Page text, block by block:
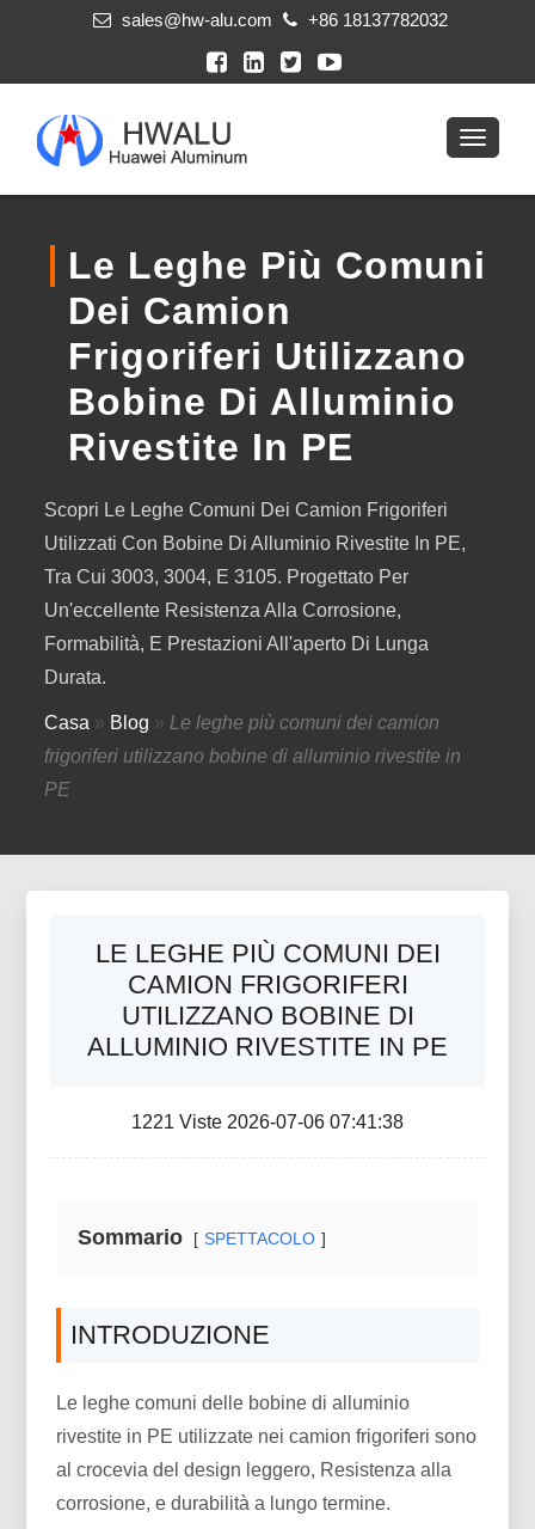
sales@hw-alu.com +86 18137782032
Le Leghe Più Comuni
Dei Camion
Frigoriferi Utilizzano
Bobine Di Alluminio
Rivestite In PE
Scopri Le Leghe Comuni Dei Camion Frigoriferi
Utilizzati Con Bobine Di Alluminio Rivestite In PE,
Tra Cui 3003, 3004, E 3105. Progettato Per
Un'eccellente Resistenza Alla Corrosione,
Formabilità, E Prestazioni All'aperto Di Lunga
Durata.
Casa » Blog » Le leghe più comuni dei camion
frigoriferi utilizzano bobine di alluminio rivestite in
PE
LE LEGHE PIÙ COMUNI DEI
CAMION FRIGORIFERI
UTILIZZANO BOBINE DI
ALLUMINIO RIVESTITE IN PE
1221 Viste 2026-07-06 07:41:38
Sommario SPETTACOLO
INTRODUZIONE
Le leghe comuni delle bobine di alluminio
rivestite in PE utilizzate nei camion frigoriferi sono
al crocevia del design leggero, Resistenza alla
corrosione, e durabilità a lungo termine.